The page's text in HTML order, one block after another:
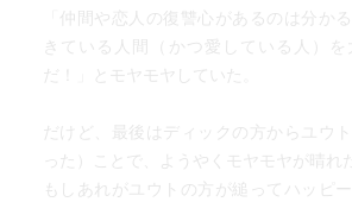
「仲間や恋人の復讐心があるのは分か
きている人間（かつ愛している人）を
だ！」とモヤモヤしていた。
だけど、最後はディックの方からユウ
った）ことで、ようやくモヤモヤが晴れ
もしあれがユウトの方が縋ってハッピ